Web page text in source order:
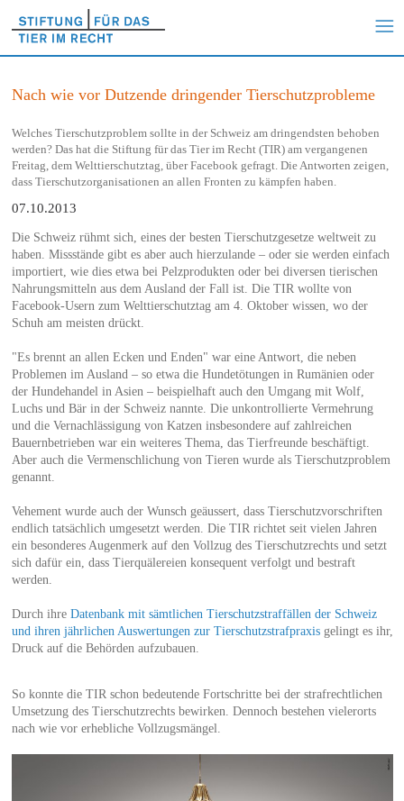
Nach wie vor Dutzende dringender Tierschutzprobleme
Welches Tierschutzproblem sollte in der Schweiz am dringendsten behoben
werden? Das hat die Stiftung für das Tier im Recht (TIR) am vergangenen
Freitag, dem Welttierschutztag, über Facebook gefragt. Die Antworten zeigen,
dass Tierschutzorganisationen an allen Fronten zu kämpfen haben.
07.10.2013
Die Schweiz rühmt sich, eines der besten Tierschutzgesetze weltweit zu
haben. Missstände gibt es aber auch hierzulande – oder sie werden einfach
importiert, wie dies etwa bei Pelzprodukten oder bei diversen tierischen
Nahrungsmitteln aus dem Ausland der Fall ist. Die TIR wollte von
Facebook-Usern zum Welttierschutztag am 4. Oktober wissen, wo der
Schuh am meisten drückt.
"Es brennt an allen Ecken und Enden" war eine Antwort, die neben
Problemen im Ausland – so etwa die Hundetötungen in Rumänien oder
der Hundehandel in Asien – beispielhaft auch den Umgang mit Wolf,
Luchs und Bär in der Schweiz nannte. Die unkontrollierte Vermehrung
und die Vernachlässigung von Katzen insbesondere auf zahlreichen
Bauernbetrieben war ein weiteres Thema, das Tierfreunde beschäftigt.
Aber auch die Vermenschlichung von Tieren wurde als Tierschutzproblem
genannt.
Vehement wurde auch der Wunsch geäussert, dass Tierschutzvorschriften
endlich tatsächlich umgesetzt werden. Die TIR richtet seit vielen Jahren
ein besonderes Augenmerk auf den Vollzug des Tierschutzrechts und setzt
sich dafür ein, dass Tierquälereien konsequent verfolgt und bestraft
werden.
Durch ihre Datenbank mit sämtlichen Tierschutzstraffällen der Schweiz
und ihren jährlichen Auswertungen zur Tierschutzstrafpraxisgelingt es ihr,
Druck auf die Behörden aufzubauen.
So konnte die TIR schon bedeutende Fortschritte bei der strafrechtlichen
Umsetzung des Tierschutzrechts bewirken. Dennoch bestehen vielerorts
nach wie vor erhebliche Vollzugsmängel.